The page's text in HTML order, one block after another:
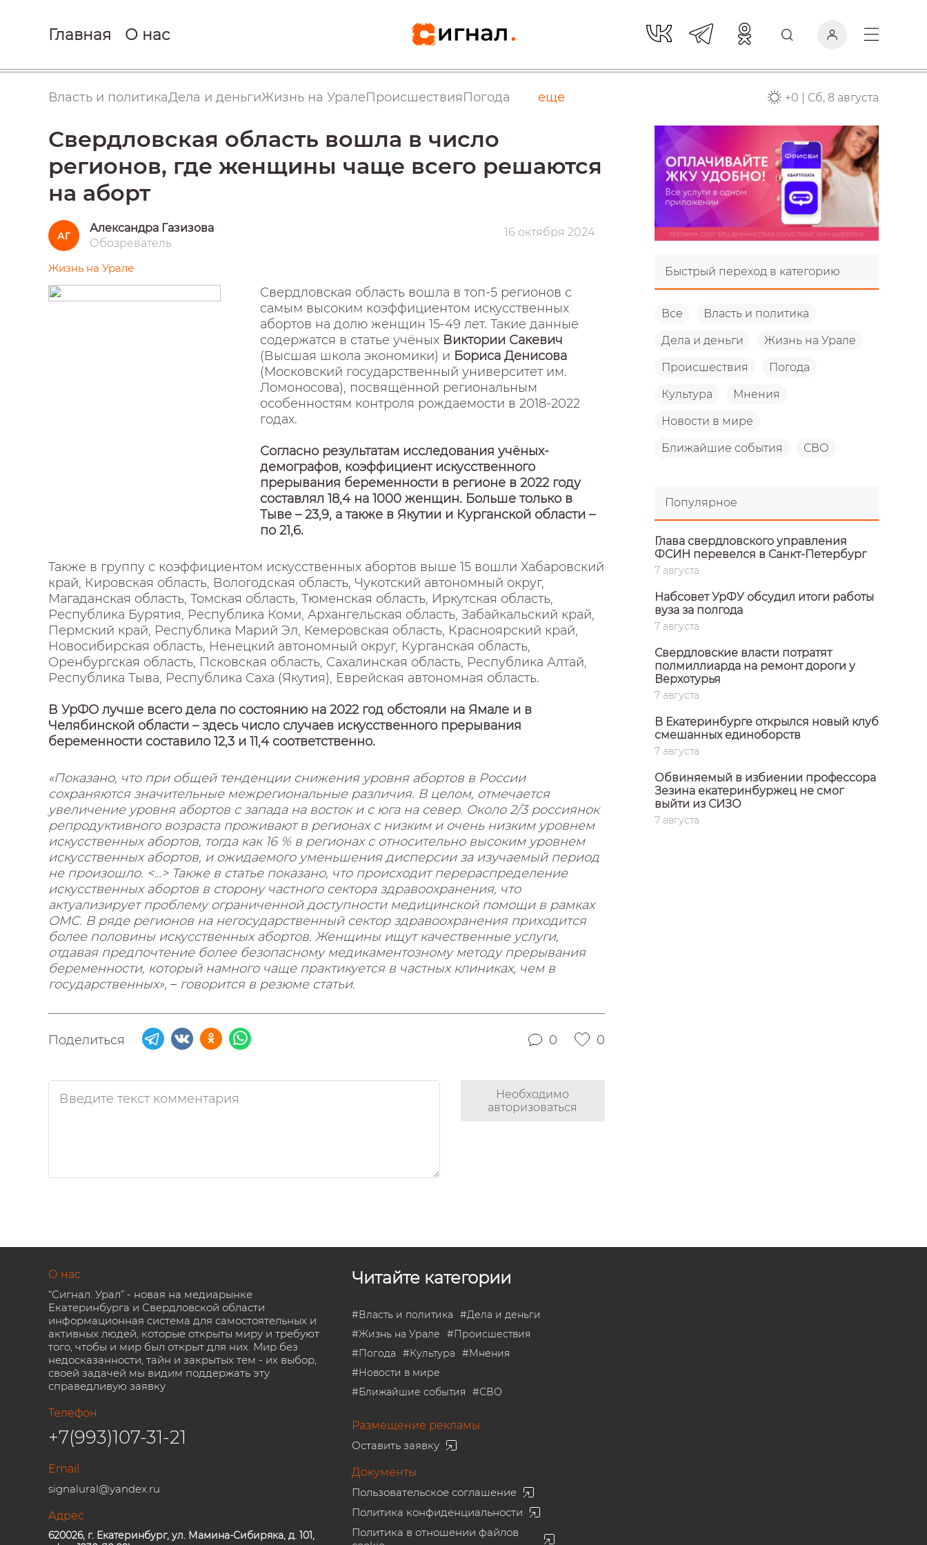
Главная О нас
Власть и политикаДела и деньгиЖизнь на УралеПроисшествияПогода еще +0 Сб, 8 августа
Свердловская область вошла в число
регионов, где женщины чаще всего решаются
на аборт
АГ
Александра Газизова
Обозреватель
16 октября 2024
Жизнь на Урале
Свердловская область вошла в топ-5 регионов с
самым высоким коэффициентом искусственных
абортов на долю женщин 15-49 лет. Такие данные
содержатся в статье учёных Виктории Сакевич
(Высшая школа экономики) и Бориса Денисова
(Московский государственный университет им.
Ломоносова), посвящённой региональным
особенностям контроля рождаемости в 2018-2022
годах.
Согласно результатам исследования учёных-
демографов, коэффициент искусственного
прерывания беременности в регионе в 2022 году
составлял 18,4 на 1000 женщин. Больше только в
Тыве – 23,9, а также в Якутии и Курганской области –
по 21,6.
Также в группу c коэффициентом искусственных абортов выше 15 вошли Хабаровский
край, Кировская область, Вологодская область, Чукотский автономный округ,
Магаданская область, Томская область, Тюменская область, Иркутская область,
Республика Бурятия, Республика Коми, Архангельская область, Забайкальский край,
Пермский край, Республика Марий Эл, Кемеровская область, Красноярский край,
Новосибирская область, Ненецкий автономный округ, Курганская область,
Оренбургская область, Псковская область, Сахалинская область, Республика Алтай,
Республика Тыва, Республика Саха (Якутия), Еврейская автономная область.
В УрФО лучше всего дела по состоянию на 2022 год обстояли на Ямале и в
Челябинской области – здесь число случаев искусственного прерывания
беременности составило 12,3 и 11,4 соответственно.
«Показано, что при общей тенденции снижения уровня абортов в России
сохраняются значительные межрегиональные различия. В целом, отмечается
увеличение уровня абортов с запада на восток и с юга на север. Около 2/3 россиянок
репродуктивного возраста проживают в регионах с низким и очень низким уровнем
искусственных абортов, тогда как 16 % в регионах с относительно высоким уровнем
искусственных абортов, и ожидаемого уменьшения дисперсии за изучаемый период
не произошло. <…> Также в статье показано, что происходит перераспределение
искусственных абортов в сторону частного сектора здравоохранения, что
актуализирует проблему ограниченной доступности медицинской помощи в рамках
ОМС. В ряде регионов на негосударственный сектор здравоохранения приходится
более половины искусственных абортов. Женщины ищут качественные услуги,
отдавая предпочтение более безопасному медикаментозному методу прерывания
беременности, который намного чаще практикуется в частных клиниках, чем в
государственных», – говорится в резюме статьи.
Поделиться 0 0
Необходимо
авторизоваться
Быстрый переход в категорию
Все Власть и политика
Дела и деньги Жизнь на Урале
Происшествия Погода
Культура Мнения
Новости в мире
Ближайшие события СВО
Популярное
Глава свердловского управления
ФСИН перевелся в Санкт-Петербург
7 августа
Набсовет УрФУ обсудил итоги работы
вуза за полгода
7 августа
Свердловские власти потратят
полмиллиарда на ремонт дороги у
Верхотурья
7 августа
В Екатеринбурге открылся новый клуб
смешанных единоборств
7 августа
Обвиняемый в избиении профессора
Зезина екатеринбуржец не смог
выйти из СИЗО
7 августа
О нас
“Сигнал. Урал” - новая на медиарынке
Екатеринбурга и Свердловской области
информационная система для самостоятельных и
активных людей, которые открыты миру и требуют
того, чтобы и мир был открыт для них. Мир без
недосказанности, тайн и закрытых тем - их выбор,
своей задачей мы видим поддержать эту
справедливую заявку
Телефон
+7(993)107-31-21
Email
signalural@yandex.ru
Адрес
620026, г. Екатеринбург, ул. Мамина-Сибиряка, д. 101,
Читайте категории
#Власть и политика #Дела и деньги
#Жизнь на Урале #Происшествия
#Погода #Культура #Мнения
#Новости в мире
#Ближайшие события #СВО
Размещение рекламы
Оставить заявку
Документы
Пользовательское соглашение
Политика конфиденциальности
Политика в отношении файлов